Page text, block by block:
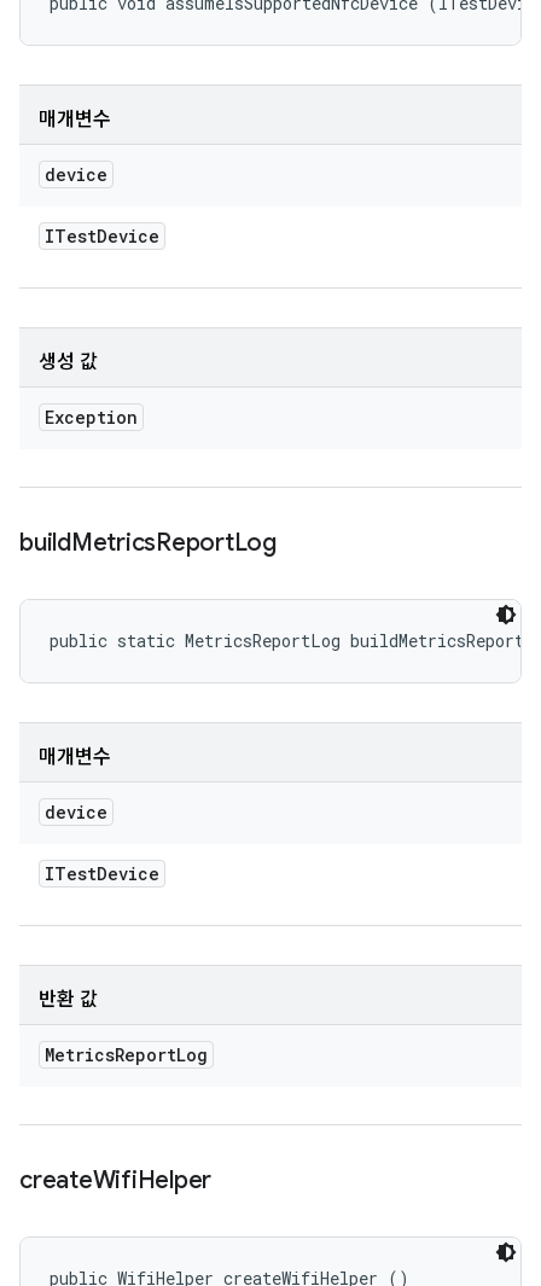
매개변수
device
ITestDevice
생성 값
Exception
buildMetricsReportLog
public static MetricsReportLog
매개변수
device
ITestDevice
반환 값
MetricsReportLog
createWifiHelper
public WifiHelper createWifiHelper ()